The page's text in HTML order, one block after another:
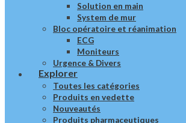
Solution en main
System de mur
Bloc opératoire et réanimation
ECG
Moniteurs
Urgence & Divers
Explorer
Toutes les catégories
Produits en vedette
Nouveautés
Produits pharmaceutiques